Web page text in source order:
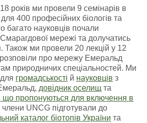
років ми провели 9 семінарів в
400 професійних біологів та
багато науковців почали
мережі та долучатись
Також ми провели 20 лекцій у 12
розповіли про мережу Емеральд
природничих спеціальностей. Ми
громадськості й науковців з
довідник оселищ та
що пропонуються для включення в
члени UNCG підготували до
каталог біотопів України та